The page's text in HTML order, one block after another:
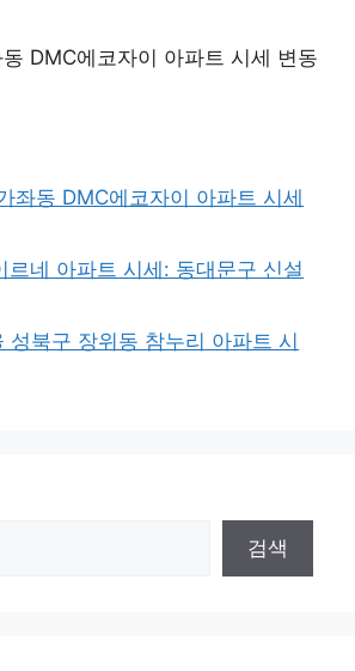
DMC에코자이 아파트 시세 변동
좌동 DMC에코자이 아파트 시세
르네 아파트 시세: 동대문구 신설
성북구 장위동 참누리 아파트 시
검색